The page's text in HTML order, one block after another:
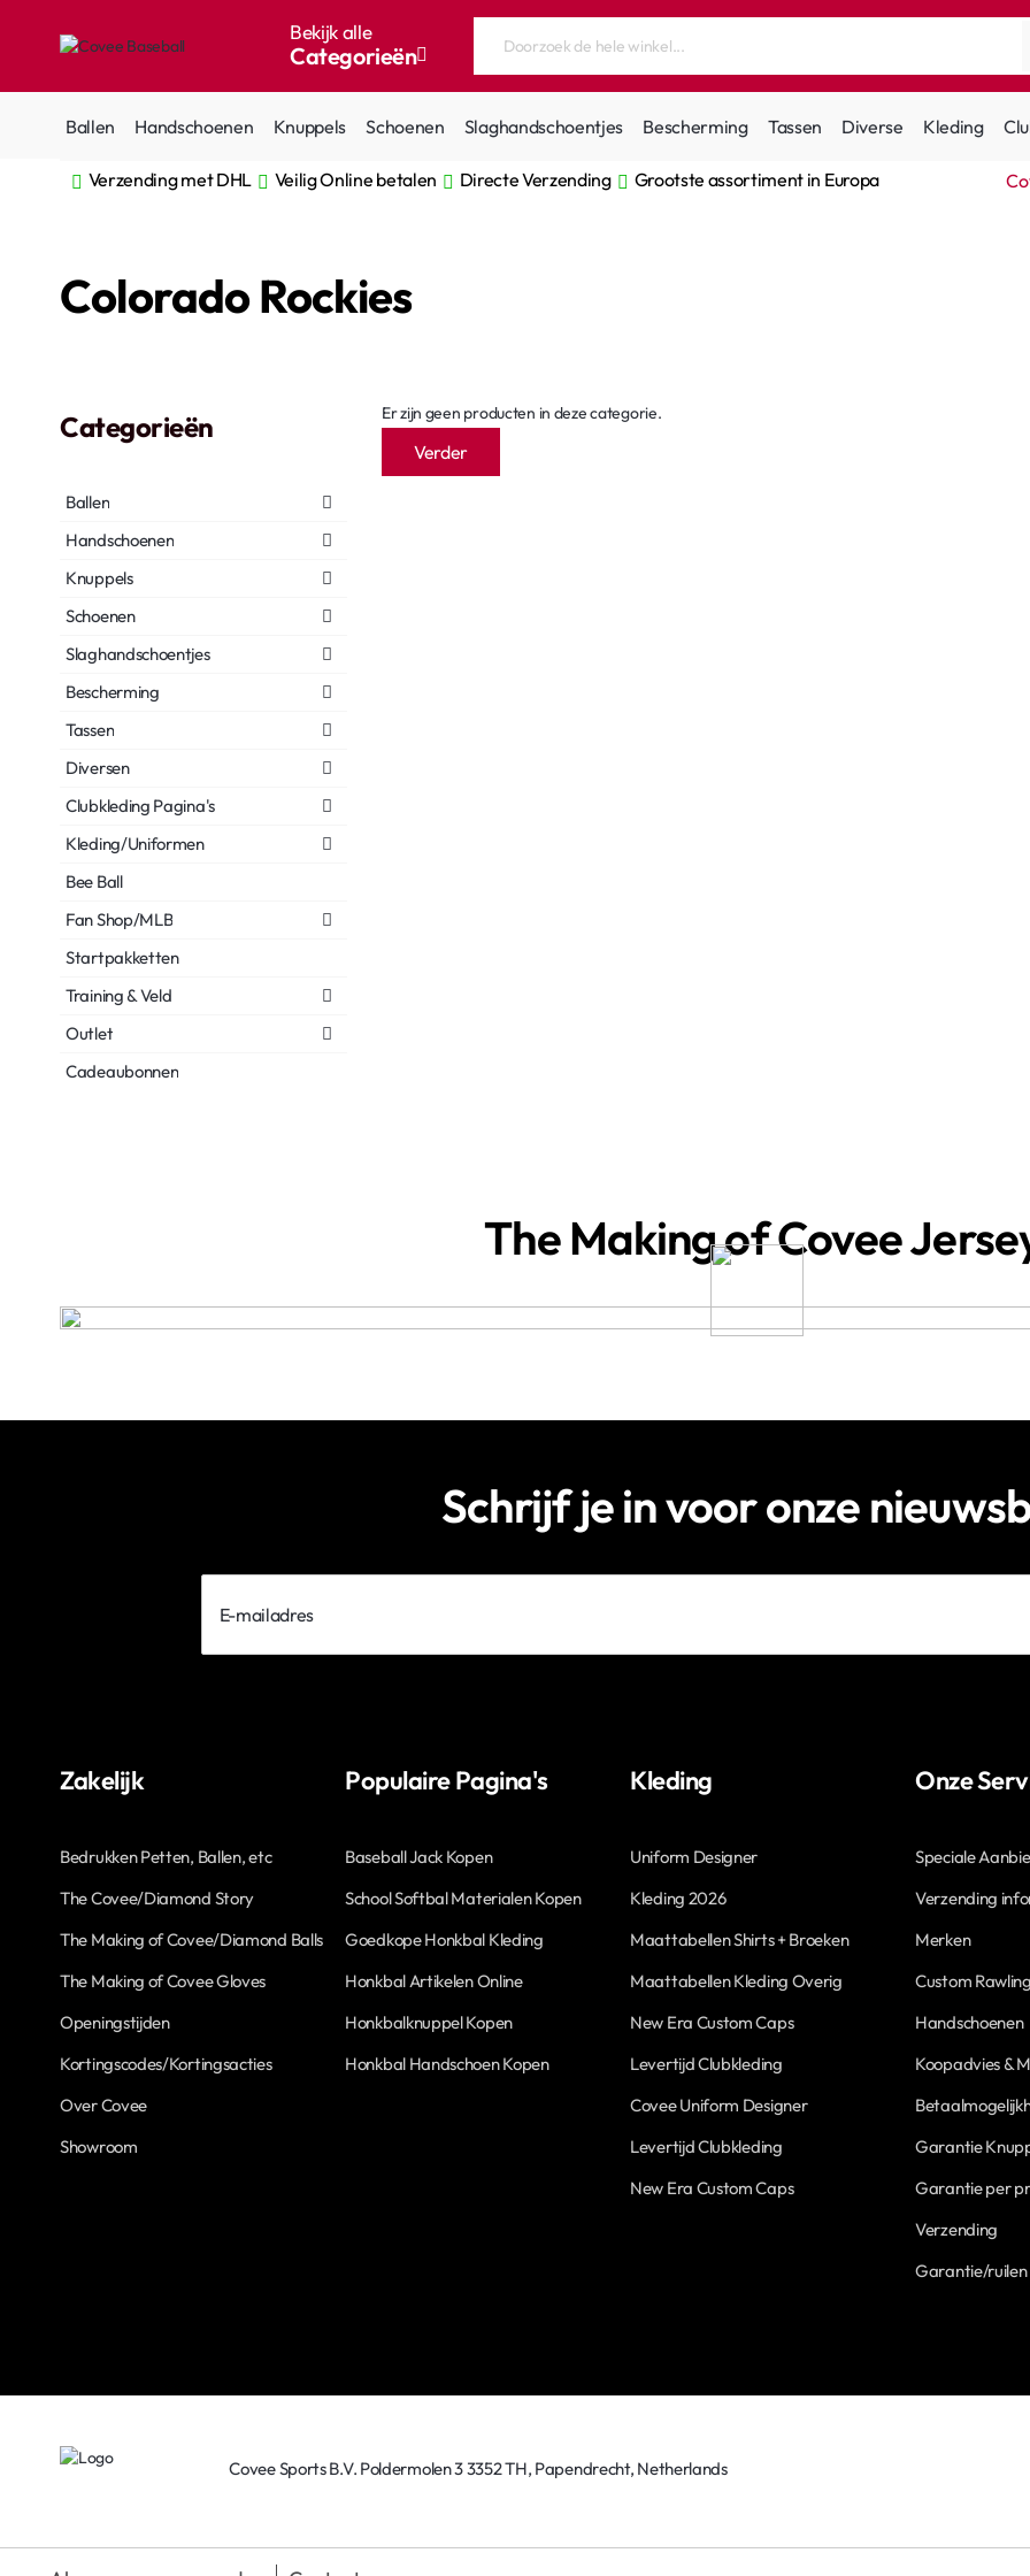
Bekijk alle
Categorieën
Doorzoek
winkel...
Ballen Handschoenen Knuppels Schoenen Slaghandschoentjes Bescherming Tassen Diverse Kleding
Verzending met DHL Veilig Online betalen Directe Verzending Grootste assortiment in Europa
Colorado Rockies
Categorieën
Ballen
Handschoenen
Knuppels
Schoenen
Slaghandschoentjes
Bescherming
Tassen
Diversen
Clubkleding Pagina's
Kleding/Uniformen
Bee Ball
Fan Shop/MLB
Startpakketten
Training & Veld
Outlet
Cadeaubonnen
Er zijn geen producten in deze categorie.
Verder
The Making of Covee
Schrijf je in voor onze
mailadres
Zakelijk
Bedrukken Petten, Ballen, etc
The Covee/Diamond Story
The Making of Covee/Diamond Balls
The Making of Covee Gloves
Openingstijden
Kortingscodes/Kortingsacties
Over Covee
Showroom
Populaire Pagina's
Baseball Jack Kopen
School Softbal Materialen Kopen
Goedkope Honkbal Kleding
Honkbal Artikelen Online
Honkbalknuppel Kopen
Honkbal Handschoen Kopen
Kleding
Uniform Designer
Kleding 2026
Maattabellen Shirts + Broeken
Maattabellen Kleding Overig
New Era Custom Caps
Levertijd Clubkleding
Covee Uniform Designer
Levertijd Clubkleding
New Era Custom Caps
Onze
Speciale
Verzending
Merken
Custom
Handschoenen
Koopadvies &
Garantie
Garantie per
Verzending
Garantie/ruilen
Covee Sports B.V. Poldermolen 3 3352 TH, Papendrecht, Netherlands